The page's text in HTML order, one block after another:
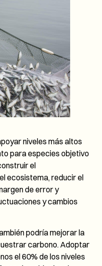
niveles más altos
para especies objetivo
el
ecosistema, reducir el
de error y
y cambios
podría mejorar la
carbono. Adoptar
el 60% de los niveles